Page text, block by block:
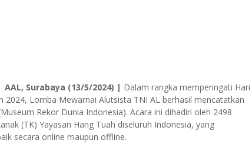
AAL, Surabaya (13/5/2024) | Dalam rangka memperingati Hari
2024, Lomba Mewarnai Alutsista TNI AL berhasil mencatatkan
Rekor Dunia Indonesia). Acara ini dihadiri oleh 2498
(TK) Yayasan Hang Tuah diseluruh Indonesia, yang
secara online maupun offline.